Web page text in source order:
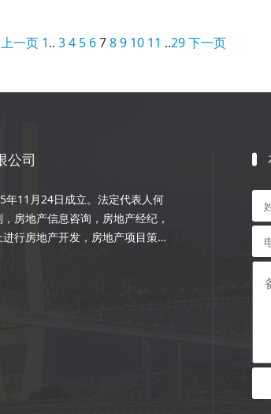
上一页 1.. 3 4 5 6 7 8 9 10 11 ..29 下一页
公司
年11月24日成立。法定代表人何
房地产信息咨询，房地产经纪，
行房地产开发，房地产项目策